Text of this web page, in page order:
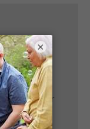
que les
à
réfrigérer
×